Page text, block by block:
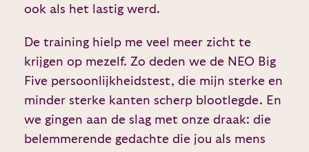
ook als het lastig werd.
De training hielp me veel meer zicht te
krijgen op mezelf. Zo deden we de NEO Big
Five persoonlijkheidstest, die mijn sterke en
minder sterke kanten scherp blootlegde. En
we gingen aan de slag met onze draak: die
belemmerende gedachte die jou als mens